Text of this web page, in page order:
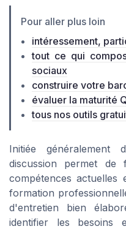
Pour aller plus loin
intéressement,
tout ce qui
sociaux
construire votre
évaluer la maturité
tous nos outils
Initiée généralement
discussion permet
compétences actuelles
formation
d'entretien bien
identifier les besoins